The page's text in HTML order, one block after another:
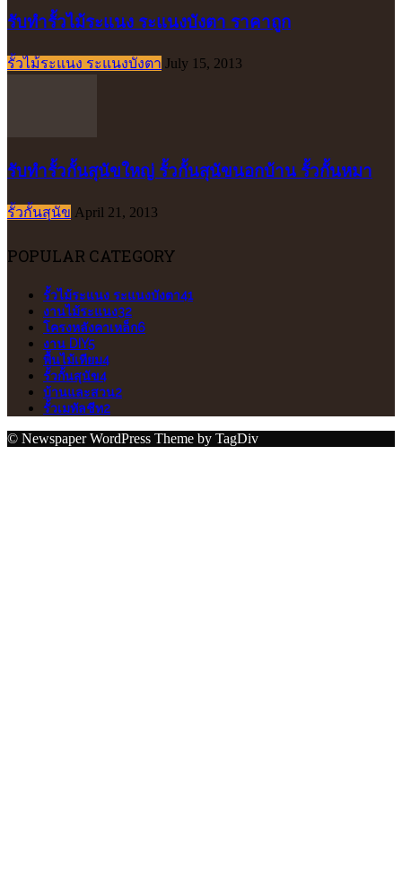
รับทำรั้วไม้ระแนง ระแนงบังตา ราคาถูก
รั้วไม้ระแนง ระแนงบังตา July 15, 2013
รับทำรั้วกั้นสุนัขใหญ่ รั้วกั้นสุนัขนอกบ้าน รั้วกั้นหมา
รั้วกั้นสุนัข April 21, 2013
POPULAR CATEGORY
รั้วไม้ระแนง ระแนงบังตา41
งานไม้ระแนง32
โครงหลังคาเหล็ก6
งาน DIY5
พื้นไม้เทียม4
รั้วกั้นสุนัข4
บ้านและสวน2
รั้วเมทัลชีท2
© Newspaper WordPress Theme by TagDiv